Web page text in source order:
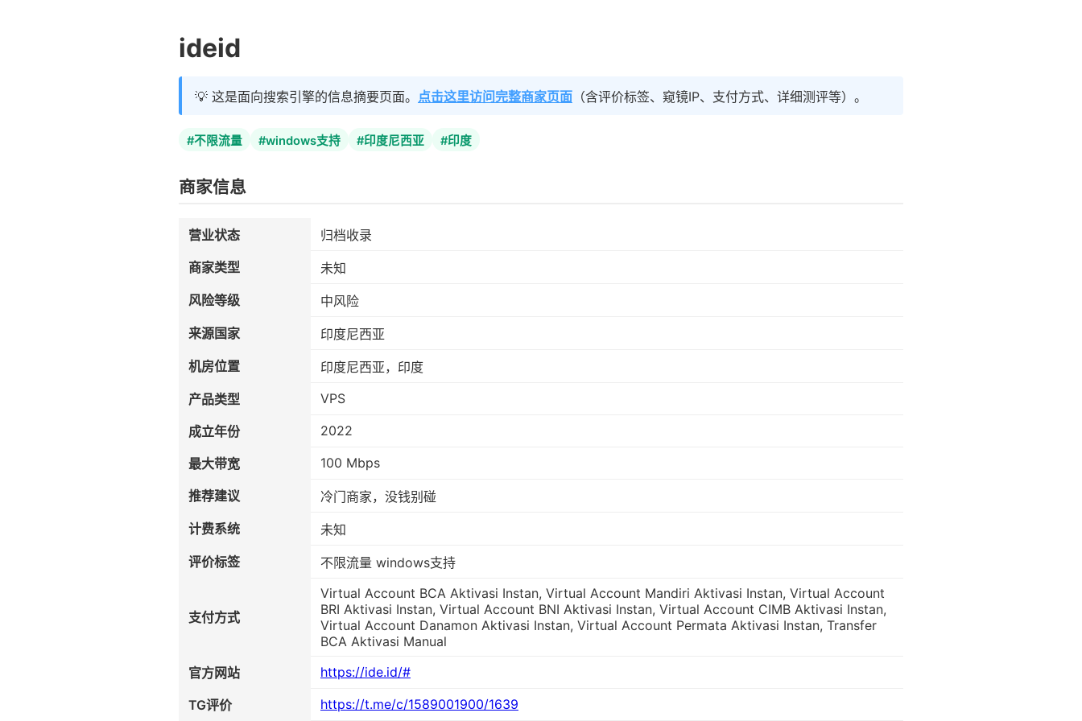
ideid
💡 这是面向搜索引擎的信息摘要页面。 点击这里访问完整商家页面 （含评价标签、窥镜IP、支付方式、详细测评等）。
#不限流量 #windows支持 #印度尼西亚 #印度
商家信息
营业状态
归档收录
商家类型
未知
风险等级
中风险
来源国家
印度尼西亚
机房位置
印度尼西亚，印度
产品类型
VPS
成立年份 2022
最大带宽 100 Mbps
推荐建议
冷门商家，没钱别碰
计费系统
未知
评价标签
不限流量 windows支持
支付方式
Virtual Account BCA Aktivasi Instan, Virtual Account Mandiri Aktivasi Instan, Virtual Account
BRI Aktivasi Instan, Virtual Account BNI Aktivasi Instan, Virtual Account CIMB Aktivasi Instan,
Virtual Account Danamon Aktivasi Instan, Virtual Account Permata Aktivasi Instan, Transfer
BCA Aktivasi Manual
官方网站
https://ide.id/#
TG评价 https://t.me/c/1589001900/1639